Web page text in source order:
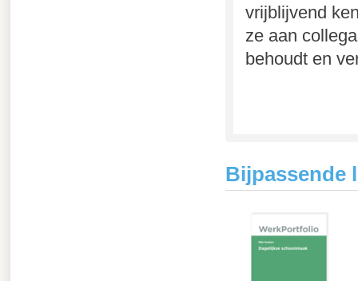
vrijblijvend
ze aan
behoudt en
Bijpassende